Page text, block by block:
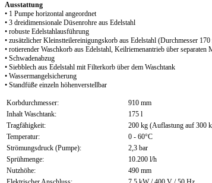
Ausstattung
• 1 Pumpe horizontal angeordnet
• 3 dreidimensionale Düsenrohre aus Edelstahl
• robuste Edelstahlausführung
• zusätzlicher Kleinstteilereinigungskorb aus Edelstahl (Durchmesser
• rotierender Waschkorb aus Edelstahl, Keilriemenantrieb über separaten
• Schwadenabzug
• Siebblech aus Edelstahl mit Filterkorb über dem Waschtank
• Wassermangelsicherung
• Standfüße einzeln höhenverstellbar
Korbdurchmesser:
910 mm
Inhalt Waschtank:
175 l
Tragfähigkeit:
200 kg (Auflastung auf 300
Temperatur:
0 - 60°C
Strömungsdruck (Pumpe):
2,3 bar
Sprühmenge:
10.200 l/h
Nutzhöhe:
490 mm